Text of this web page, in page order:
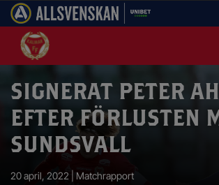
SIGNERAT PETER
EFTER FÖRLUSTEN
SUNDSVALL
20 april, 2022 | Matchrapport